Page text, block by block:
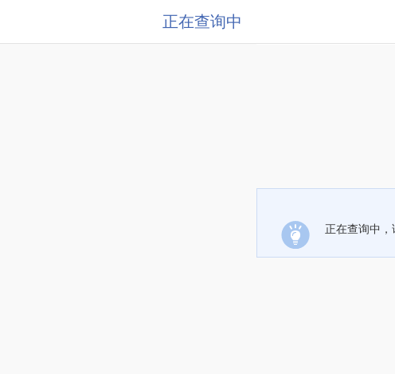
正在查询中
正在查询中，